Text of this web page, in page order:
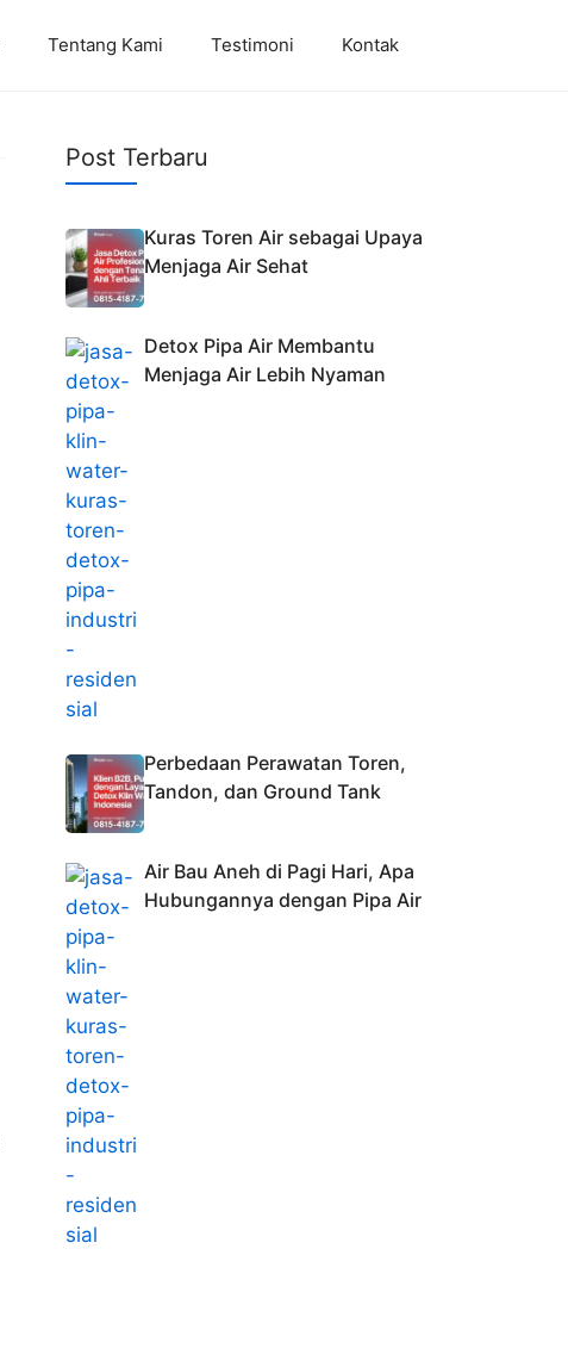
Tentang Kami Testimoni Kontak
Post Terbaru
Kuras Toren Air sebagai Upaya
Menjaga Air Sehat
Detox Pipa Air Membantu
Menjaga Air Lebih Nyaman
Perbedaan Perawatan Toren,
Tandon, dan Ground Tank
Air Bau Aneh di Pagi Hari, Apa
Hubungannya dengan Pipa Air